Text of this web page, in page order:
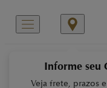
Informe seu
Veja frete, prazos
Sensation